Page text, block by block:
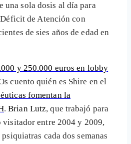
una sola dosis al día para
de Atención con
de sies años de edad en
y 250.000 euros en lobby
cuento quién es Shire en el
fomentan la
.Brian Lutz, que trabajó para
visitador entre 2004 y 2009,
cada dos semanas